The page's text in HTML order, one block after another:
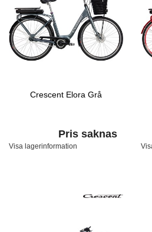
Crescent Elora Grå
Pris saknas
Visa lagerinformation